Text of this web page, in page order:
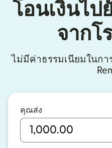
โอนเงินไป
จากโ
ไม่มีค่าธรรมเนียมในก
คุณส่ง